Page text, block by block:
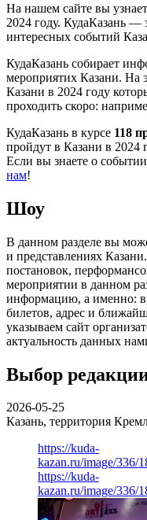
На нашем сайте вы
2024 году. КудаКазань —
интересных событий
КудаКазань собирает
мероприятих Казани. На
Казани в 2024 году
проходить скоро:
КудаКазань в курсе 118
пройдут в Казани в 2024
Если вы знаете о
нам!
Шоу
В данном разделе вы
и представлениях
постановок,
мероприятии в данном
информацию, а именно:
билетов, адрес и
указываем сайт
актуальность данных
Выбор
2026-05-25
Казань, территория
https://kuda-
kazan.ru/image/336/
https://kuda-
kazan.ru/image/336/